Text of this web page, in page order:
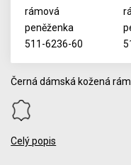
Černá dámská kožená
Celý popis